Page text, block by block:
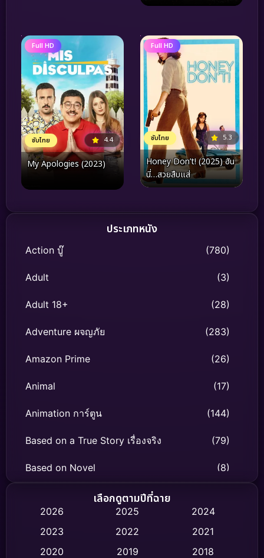
Full HD
ซับไทย 4.4
My Apologies (2023)
Full HD
ซับไทย 5.3
Honey Don’t! (2025) ฮัน
นี่…สวยสืบแส่
ประเภทหนัง
Action บู๊ (780)
Adult (3)
Adult 18+ (28)
Adventure ผจญภัย (283)
Amazon Prime (26)
Animal (17)
Animation การ์ตูน (144)
Based on a True Story เรื่องจริง (79)
Based on Novel (8)
Biography ชีวิตจริง
Classic หนังคลาสสิก (47)
เลือกดูตามปีที่ฉาย
2026 2025
2024
2023
2022
2021
2020
2019
2018